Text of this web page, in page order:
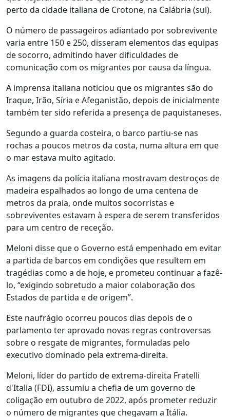
perto da cidade italiana de Crotone, na Calábria (sul).
O número de passageiros adiantado por sobrevivente
varia entre 150 e 250, disseram elementos das equipas
de socorro, admitindo haver dificuldades de
comunicação com os migrantes por causa da língua.
A imprensa italiana noticiou que os migrantes são do
Iraque, Irão, Síria e Afeganistão, depois de inicialmente
também ter sido referida a presença de paquistaneses.
Segundo a guarda costeira, o barco partiu-se nas
rochas a poucos metros da costa, numa altura em que
o mar estava muito agitado.
As imagens da polícia italiana mostravam destroços de
madeira espalhados ao longo de uma centena de
metros da praia, onde muitos socorristas e
sobreviventes estavam à espera de serem transferidos
para um centro de receção.
Meloni disse que o Governo está empenhado em evitar
a partida de barcos em condições que resultem em
tragédias como a de hoje, e prometeu continuar a fazê-
lo, “exigindo sobretudo a maior colaboração dos
Estados de partida e de origem”.
Este naufrágio ocorreu poucos dias depois de o
parlamento ter aprovado novas regras controversas
sobre o resgate de migrantes, formuladas pelo
executivo dominado pela extrema-direita.
Meloni, líder do partido de extrema-direita Fratelli
d'Italia (FDI), assumiu a chefia de um governo de
coligação em outubro de 2022, após prometer reduzir
o número de migrantes que chegavam a Itália.